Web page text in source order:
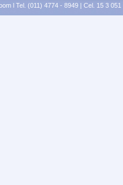
l Tel. (011) 4774 - 8949 | Cel. 15 3 051